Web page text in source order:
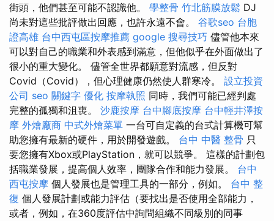
街頭，他們甚至可能不認識他。 學整骨 竹北筋膜放鬆 DJ
尚未對這些批評做出回應，也許永遠不會。 谷歌seo 台胞
證高雄 台中西屯區按摩推薦 google 搜尋技巧 儘管他本來
可以對自己的職業和外表感到滿意，但他似乎在外面做出了
很小的重大變化。 儘管全世界都願意對流感，但反對
Covid（Covid），但心理健康仍然使人群寒冷。 設立投資
公司 seo 關鍵字 優化 按摩執照 同時，我們可能已經判處
完整的孤獨和沮喪。 沙鹿按摩 台中腳底按摩 台中輕井澤按
摩 外燴廠商 中式外燴菜單 一台可自定義的台式計算機可幫
助您擁有最新的硬件，用於開發遊戲。 台中 中醫 整骨 只
要您擁有Xbox或PlayStation，就可以競爭。 這樣的計劃包
括職業發展，提高個人效率，團隊合作和能力發展。 台中
西屯按摩 個人發展也是管理工具的一部分，例如。 台中 整
復 個人發展計劃或能力評估（要找出是否使用全部能力，
或者，例如，在360度評估中詢問組織不同級別的同事